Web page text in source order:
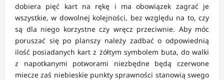
dobiera pięć kart na rękę i ma obowiązek zagrać je
wszystkie, w dowolnej kolejności, bez względu na to, czy
są dla niego korzystne czy wręcz przeciwnie. Aby móc
poruszać się po planszy należy zadbać o odpowiednią
ilość posiadanych kart z żółtym symbolem buta, do walki
z napotkanymi potworami niezbędne będą czerwone
miecze zaś niebieskie punkty sprawności stanowią swego